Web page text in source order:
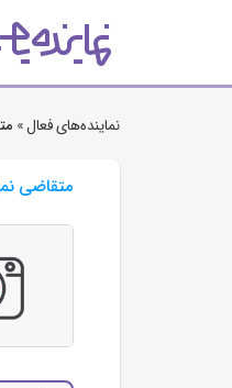
نماینده‌های فعال »
متقاضی